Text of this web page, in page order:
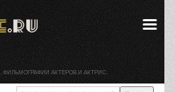
ФИЛЬМОГРАФИИ АКТЕРОВ И АКТРИС.